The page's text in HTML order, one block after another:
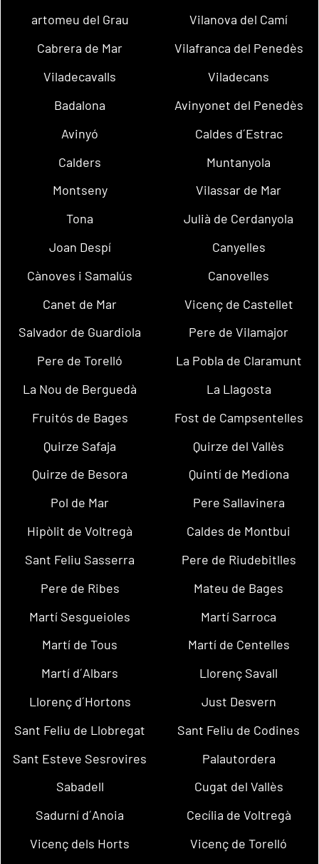
artomeu del Grau
Vilanova del Camí
Cabrera de Mar
Vilafranca del Penedès
Viladecavalls
Viladecans
Badalona
Avinyonet del Penedès
Avinyó
Caldes d´Estrac
Calders
Muntanyola
Montseny
Vilassar de Mar
Tona
Julià de Cerdanyola
Joan Despí
Canyelles
Cànoves i Samalús
Canovelles
Canet de Mar
Vicenç de Castellet
Salvador de Guardiola
Pere de Vilamajor
Pere de Torelló
La Pobla de Claramunt
La Nou de Berguedà
La Llagosta
Fruitós de Bages
Fost de Campsentelles
Quirze Safaja
Quirze del Vallès
Quirze de Besora
Quintí de Mediona
Pol de Mar
Pere Sallavinera
Hipòlit de Voltregà
Caldes de Montbui
Sant Feliu Sasserra
Pere de Riudebitlles
Pere de Ribes
Mateu de Bages
Martí Sesgueioles
Martí Sarroca
Martí de Tous
Martí de Centelles
Martí d´Albars
Llorenç Savall
Llorenç d´Hortons
Just Desvern
Sant Feliu de Llobregat
Sant Feliu de Codines
Sant Esteve Sesrovires
Palautordera
Sabadell
Cugat del Vallès
Sadurní d´Anoia
Cecília de Voltregà
Vicenç dels Horts
Vicenç de Torelló